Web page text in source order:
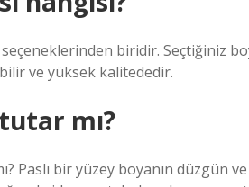
biridir. Seçtiğiniz
ve yüksek kalitededir.
mı?
Paslı bir yüzey boyanın düzgün ve